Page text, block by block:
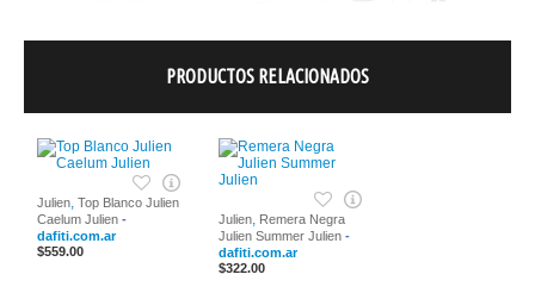
PRODUCTOS RELACIONADOS
Julien, Top Blanco Julien
Caelum Julien -
dafiti.com.ar
$559.00
Julien, Remera Negra
Julien Summer Julien -
dafiti.com.ar
$322.00